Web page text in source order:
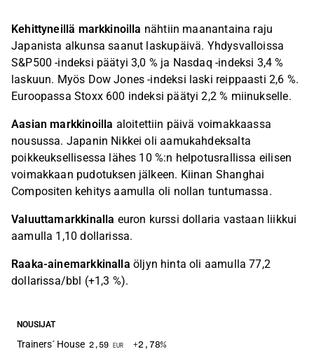
Kehittyneillä markkinoilla nähtiin maanantaina raju
Japanista alkunsa saanut laskupäivä. Yhdysvalloissa
S&P500 -indeksi päätyi 3,0 % ja Nasdaq -indeksi 3,4 %
laskuun. Myös Dow Jones -indeksi laski reippaasti 2,6 %.
Euroopassa Stoxx 600 indeksi päätyi 2,2 % miinukselle.
Aasian markkinoilla aloitettiin päivä voimakkaassa
nousussa. Japanin Nikkei oli aamukahdeksalta
poikkeuksellisessa lähes 10 %:n helpotusrallissa eilisen
voimakkaan pudotuksen jälkeen. Kiinan Shanghai
Compositen kehitys aamulla oli nollan tuntumassa.
Valuuttamarkkinalla euron kurssi dollaria vastaan liikkui
aamulla 1,10 dollarissa.
Raaka-ainemarkkinalla öljyn hinta oli aamulla 77,2
dollarissa/bbl (+1,3 %).
NOUSIJAT
Trainers´ House 2,59 EUR +2,78%